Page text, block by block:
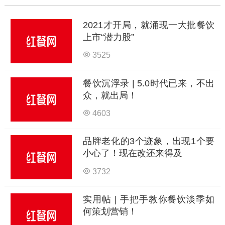
2021才开局，就涌现一大批餐饮
上市“潜力股”
3525
餐饮沉浮录 | 5.0时代已来，不出
众，就出局！
4603
品牌老化的3个迹象，出现1个要
小心了！现在改还来得及
3732
实用帖 | 手把手教你餐饮淡季如
何策划营销！